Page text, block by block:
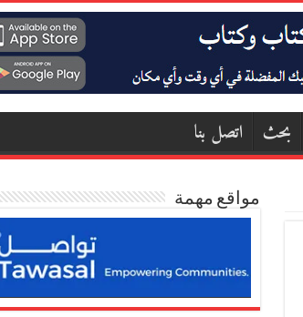
بحث اتصل بنا
مواقع مهمة